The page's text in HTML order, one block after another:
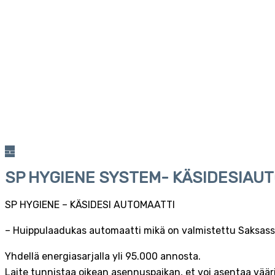
SP HYGIENE SYSTEM-
SP HYGIENE – KÄSIDESI AUTOMAATTI
– Huippulaadukas automaatti mikä on valmistettu
Yhdellä energiasarjalla yli 95.000 annosta.
Laite tunnistaa oikean asennuspaikan, et voi asentaa